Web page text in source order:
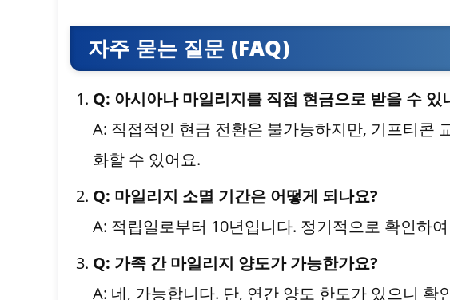
자주 묻는 질문 (FAQ)
Q: 아시아나 마일리지를 직접 현금으로 받을 수 있
A: 직접적인 현금 전환은 불가능하지만, 기프티콘
화할 수 있어요.
Q: 마일리지 소멸 기간은 어떻게 되나요?
A: 적립일로부터 10년입니다. 정기적으로 확인하
Q: 가족 간 마일리지 양도가 가능한가요?
A: 네, 가능합니다. 단, 연간 양도 한도가 있으니 확